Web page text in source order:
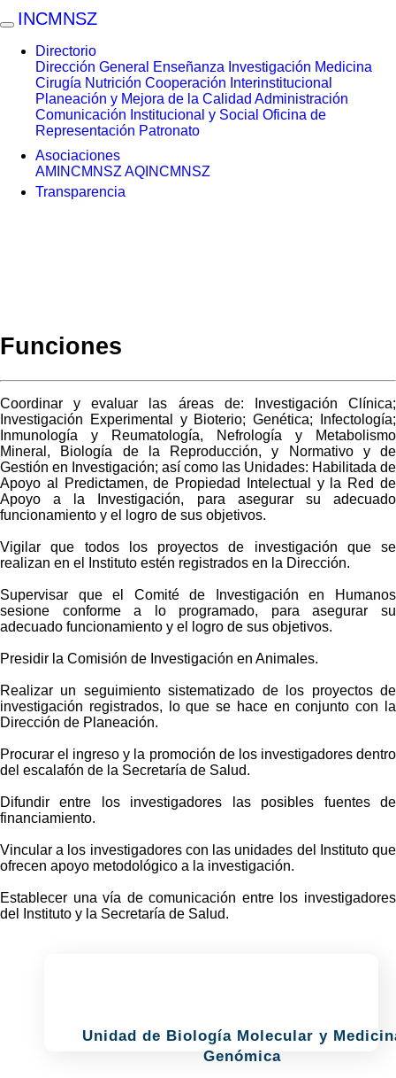
INCMNSZ
Directorio
Dirección General
Enseñanza Investigación Medicina
Cirugía Nutrición Cooperación Interinstitucional
Planeación y Mejora de la Calidad Administración
Comunicación Institucional y Social Oficina de
Representación Patronato
Asociaciones
AMINCMNSZ AQINCMNSZ
Transparencia
Funciones
Coordinar y evaluar las áreas de: Investigación Clínica;
Investigación Experimental y Bioterio; Genética; Infectología;
Inmunología y Reumatología, Nefrología y Metabolismo
Mineral, Biología de la Reproducción, y Normativo y de
Gestión en Investigación; así como las Unidades: Habilitada de
Apoyo al Predictamen, de Propiedad Intelectual y la Red de
Apoyo a la Investigación, para asegurar su adecuado
funcionamiento y el logro de sus objetivos.
Vigilar que todos los proyectos de investigación que se
realizan en el Instituto estén registrados en la Dirección.
Supervisar que el Comité de Investigación en Humanos
sesione conforme a lo programado, para asegurar su
adecuado funcionamiento y el logro de sus objetivos.
Presidir la Comisión de Investigación en Animales.
Realizar un seguimiento sistematizado de los proyectos de
investigación registrados, lo que se hace en conjunto con la
Dirección de Planeación.
Procurar el ingreso y la promoción de los investigadores dentro
del escalafón de la Secretaría de Salud.
Difundir entre los investigadores las posibles fuentes de
financiamiento.
Vincular a los investigadores con las unidades del Instituto que
ofrecen apoyo metodológico a la investigación.
Establecer una vía de comunicación entre los investigadores
del Instituto y la Secretaría de Salud.
Unidad de Biología Molecular y
Genómica